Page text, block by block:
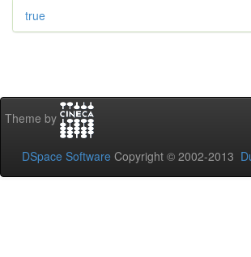
true
Theme by
DSpace Software Copyright © 2002-2013